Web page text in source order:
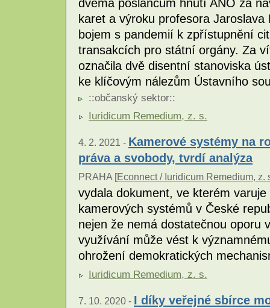
dvěma poslancům hnutí ANO za
karet a výroku profesora
bojem s pandemií k zpřístupnění
transakcích pro státní orgány. Za
označila dvě disentní stanoviska
ke klíčovým nálezům Ústavního
::občanský sektor::
Iuridicum Remedium, z. s.
4. 2. 2021 - Kamerové systémy na
práva a svobody, tvrdí analýza
PRAHA [Econnect / Iuridicum Remedium, z.
vydala dokument, ve kterém
kamerových systémů v České
nejen že nemá dostatečnou oporu
využívání může vést k
ohrožení demokratických
Iuridicum Remedium, z. s.
7. 10. 2020 - I díky veřejné sbírce